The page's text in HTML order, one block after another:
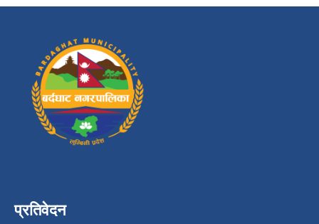
प्रतिवेदन